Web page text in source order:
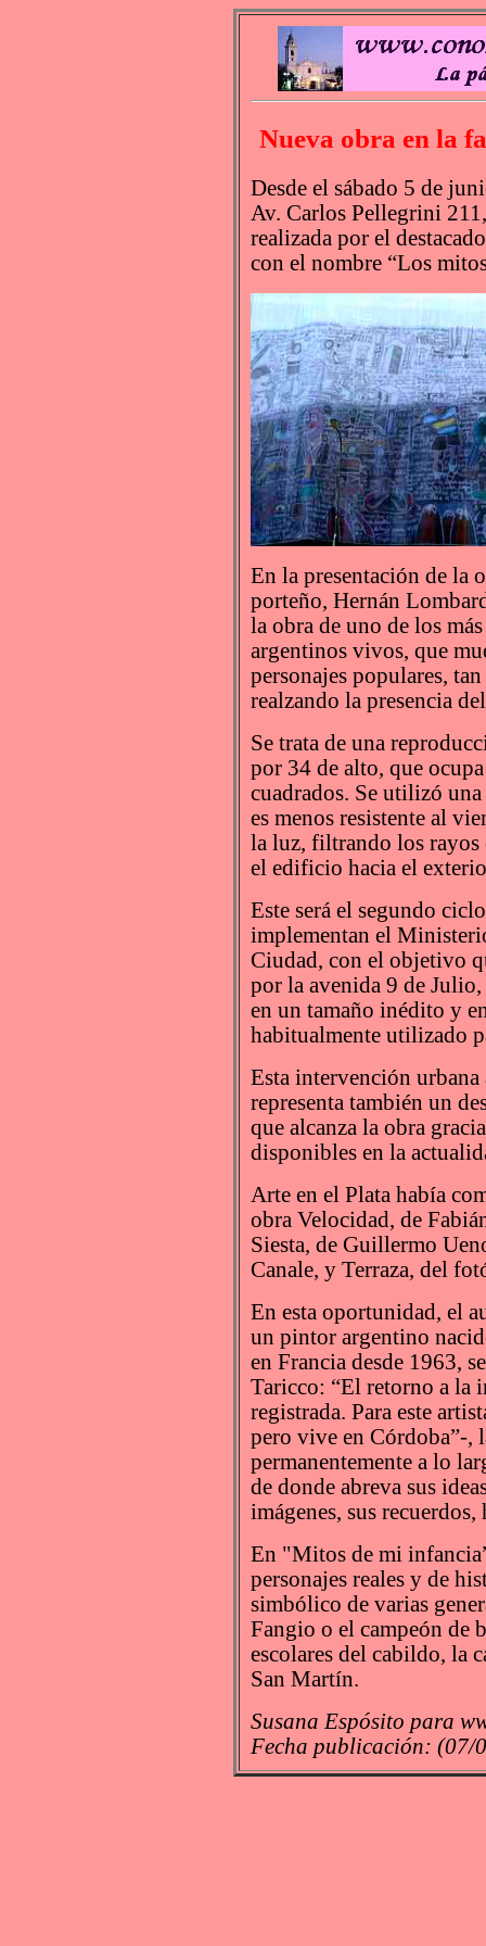
Nueva obra en la
Desde el sábado 5 de
Av. Carlos Pellegrini
realizada por el
con el nombre “Los
En la presentación de la
porteño, Hernán
la obra de uno de los
argentinos vivos, que
personajes populares,
realzando la presencia
Se trata de una
por 34 de alto, que
cuadrados. Se utilizó
es menos resistente al
la luz, filtrando los rayos
el edificio hacia el
Este será el segundo
implementan el
Ciudad, con el objetivo
por la avenida 9 de Julio,
en un tamaño inédito y
habitualmente utilizado
Esta intervención urbana
representa también un
que alcanza la obra
disponibles en la
Arte en el Plata había
obra Velocidad, de
Siesta, de Guillermo
Canale, y Terraza, del
En esta oportunidad, el
un pintor argentino
en Francia desde 1963,
Taricco: “El retorno a la
registrada. Para este
pero vive en Córdoba”-,
permanentemente a lo
de donde abreva sus
imágenes, sus
En "Mitos de mi
personajes reales y de
simbólico de varias
Fangio o el campeón de
escolares del cabildo, la
San Martín.
Susana Espósito para
Fecha publicación: (07/